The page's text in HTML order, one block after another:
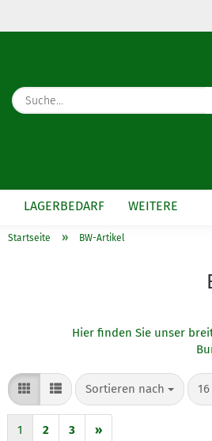
Lieferland
LAGERBEDARF WEITERE
Startseite » BW-Artikel
Hier finden Sie unser
Sortieren nach
Sortieren nach
1 2 3 »